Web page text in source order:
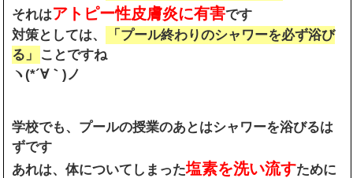
それはアトピー性皮膚炎に有害です
対策としては、
「プール終わりのシャワーを必ず浴び
る」
ことですね
ヽ(*´∀｀)ノ
学校でも、プールの授業のあとはシャワーを浴びるは
ずです
あれは、体についてしまった塩素を洗い流すために